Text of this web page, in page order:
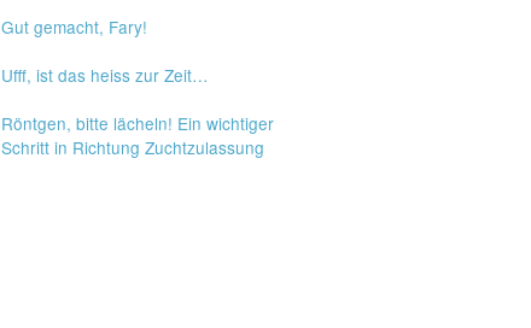
Gut gemacht, Fary!
Ufff, ist das heiss zur Zeit…
Röntgen, bitte lächeln! Ein wichtiger
Schritt in Richtung Zuchtzulassung